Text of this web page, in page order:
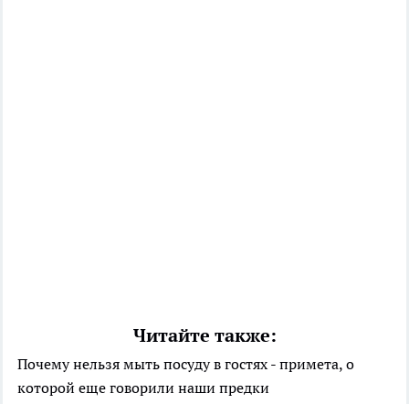
Читайте также:
Почему нельзя мыть посуду в гостях - примета, о
которой еще говорили наши предки